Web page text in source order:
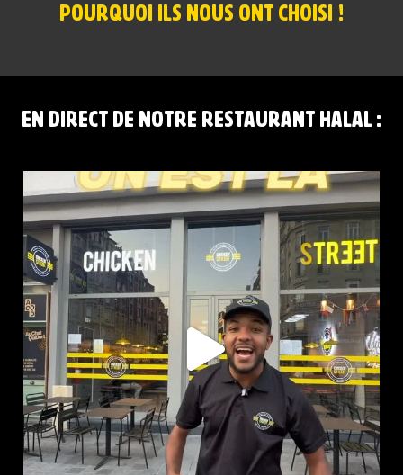
POURQUOI ILS NOUS ONT CHOISI !
EN DIRECT DE NOTRE RESTAURANT HALAL :
CHICKEN STREET LILLE FLANDRES EST LÀ
...